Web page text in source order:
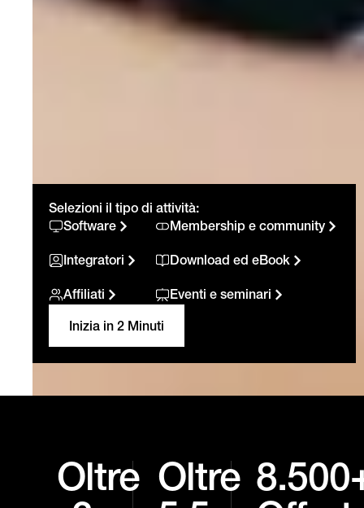
Selezioni il tipo di attività:
Software
Integratori
Affiliati
Membership e community
Download ed eBook
Eventi e seminari
Inizia in 2 Minuti
Oltre Oltre